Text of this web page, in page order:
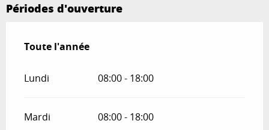
Périodes d'ouverture
Toute l'année
Toute l'année
Lundi 08:00 - 18:00
Mardi 08:00 - 18:00